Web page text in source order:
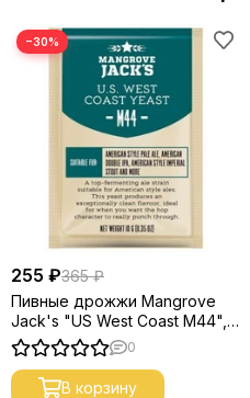
−30%
255 ₽365 ₽
Пивные дрожжи Mangrove
Jack's "US West Coast M44",
10 г
0
В корзину